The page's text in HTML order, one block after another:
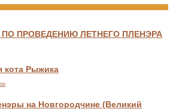
ПРОВЕДЕНИЮ ЛЕТНЕГО ПЛЕНЭРА
кота Рыжика
на Новгородчине (Великий